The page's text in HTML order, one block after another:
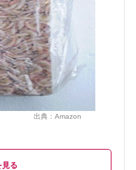
出典： Amazon